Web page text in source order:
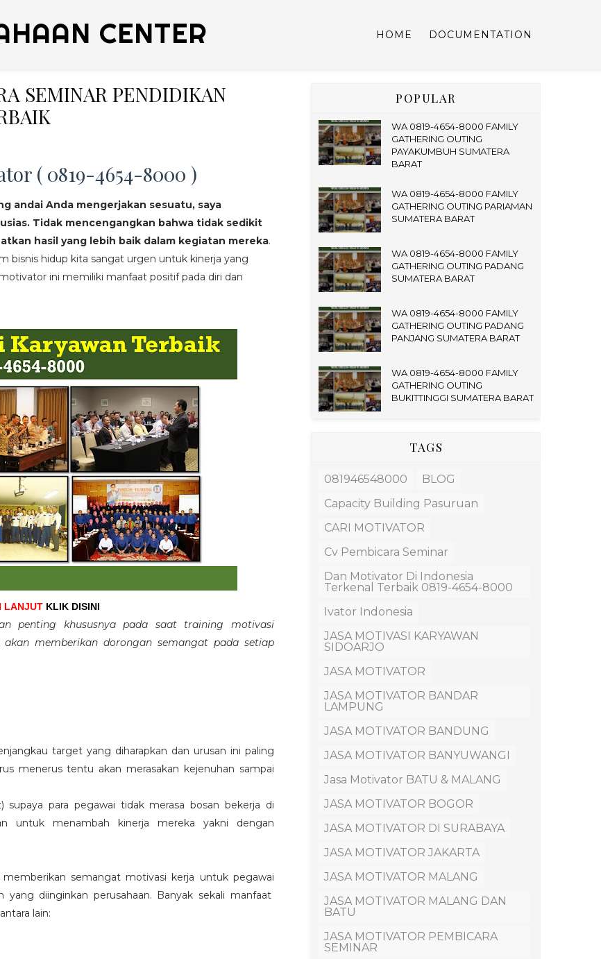
CENTER HOME DOCUMENTATION
SEMINAR PENDIDIKAN
( 0819-4654-8000 )
andai Anda mengerjakan sesuatu, saya
Tidak mencengangkan bahwa tidak sedikit
hasil yang lebih baik dalam kegiatan mereka.
bisnis hidup kita sangat urgen untuk kinerja yang
ini memiliki manfaat positif pada diri dan
LANJUT KLIK DISINI
penting khususnya pada saat training motivasi
memberikan dorongan semangat pada setiap
target yang diharapkan dan urusan ini paling
menerus tentu akan merasakan kejenuhan sampai
para pegawai tidak merasa bosan bekerja di
untuk menambah kinerja mereka yakni dengan
semangat motivasi kerja untuk pegawai
diinginkan perusahaan. Banyak sekali manfaat
lain:
POPULAR
WA 0819-4654-8000 FAMILY
GATHERING OUTING
PAYAKUMBUH SUMATERA
BARAT
WA 0819-4654-8000 FAMILY
GATHERING OUTING PARIAMAN
SUMATERA BARAT
WA 0819-4654-8000 FAMILY
GATHERING OUTING PADANG
SUMATERA BARAT
WA 0819-4654-8000 FAMILY
GATHERING OUTING PADANG
PANJANG SUMATERA BARAT
WA 0819-4654-8000 FAMILY
GATHERING OUTING
BUKITTINGGI SUMATERA BARAT
TAGS
081946548000
BLOG
Capacity Building Pasuruan
CARI MOTIVATOR
Cv Pembicara Seminar
Dan Motivator Di Indonesia
Terkenal Terbaik 0819-4654-8000
Ivator Indonesia
JASA MOTIVASI KARYAWAN
SIDOARJO
JASA MOTIVATOR
JASA MOTIVATOR BANDAR
LAMPUNG
JASA MOTIVATOR BANDUNG
JASA MOTIVATOR BANYUWANGI
Jasa Motivator BATU & MALANG
JASA MOTIVATOR BOGOR
JASA MOTIVATOR DI SURABAYA
JASA MOTIVATOR JAKARTA
JASA MOTIVATOR MALANG
JASA MOTIVATOR MALANG DAN
BATU
JASA MOTIVATOR PEMBICARA
SEMINAR